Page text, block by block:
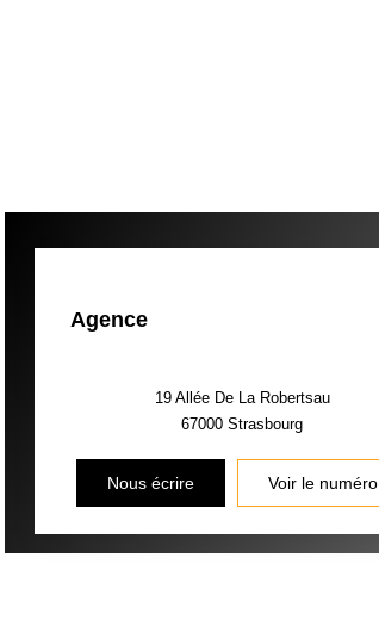
Agence
19 Allée De La Robertsau
67000Strasbourg
Nous écrire Voir le numéro